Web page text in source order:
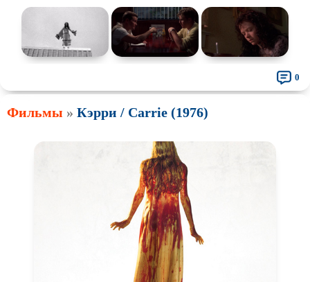
0
Фильмы » Кэрри / Carrie (1976)